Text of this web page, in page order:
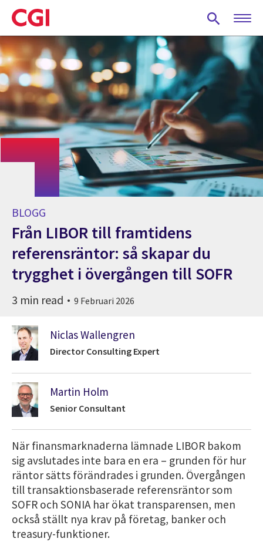
Skip
to
main
content
BLOGG
Från LIBOR till framtidens
referensräntor: så skapar du
trygghet i övergången till SOFR
3 min read 9 Februari 2026
Niclas Wallengren
Director Consulting Expert
Martin Holm
Senior Consultant
När finansmarknaderna lämnade LIBOR bakom
sig avslutades inte bara en era – grunden för hur
räntor sätts förändrades i grunden. Övergången
till transaktionsbaserade referensräntor som
SOFR och SONIA har ökat transparensen, men
också ställt nya krav på företag, banker och
treasury-funktioner.